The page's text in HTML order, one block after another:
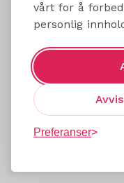
vårt for å
personlig
Preferanser